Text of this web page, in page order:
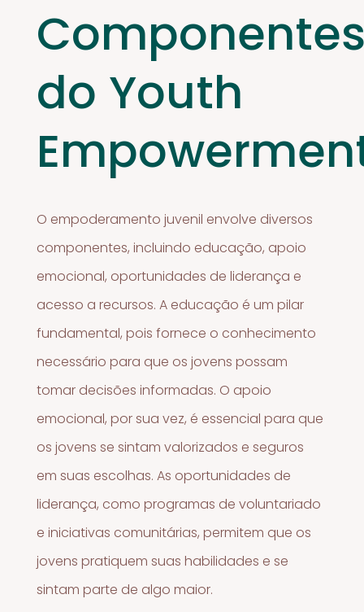
do Youth
O empoderamento juvenil envolve diversos
componentes, incluindo educação, apoio
emocional, oportunidades de liderança e
acesso a recursos. A educação é um pilar
fundamental, pois fornece o conhecimento
necessário para que os jovens possam
tomar decisões informadas. O apoio
emocional, por sua vez, é essencial para que
os jovens se sintam valorizados e seguros
em suas escolhas. As oportunidades de
liderança, como programas de voluntariado
e iniciativas comunitárias, permitem que os
jovens pratiquem suas habilidades e se
sintam parte de algo maior.